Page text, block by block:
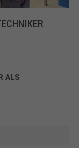
ALS